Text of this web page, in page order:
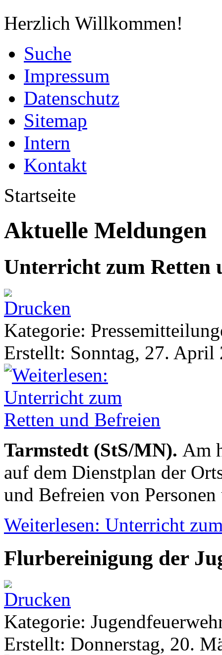
Herzlich Willkommen!
Suche
Impressum
Datenschutz
Sitemap
Intern
Kontakt
Startseite
Aktuelle Meldungen
Unterricht zum Retten
Kategorie:
Erstellt: Sonntag, 27. April
Tarmstedt (StS/MN). Am
auf dem Dienstplan der
und Befreien von
Weiterlesen: Unterricht
Flurbereinigung der
Kategorie:
Erstellt: Donnerstag, 20.